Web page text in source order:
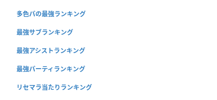
多色パの最強ランキング
最強サブランキング
最強アシストランキング
最強パーティランキング
リセマラ当たりランキング